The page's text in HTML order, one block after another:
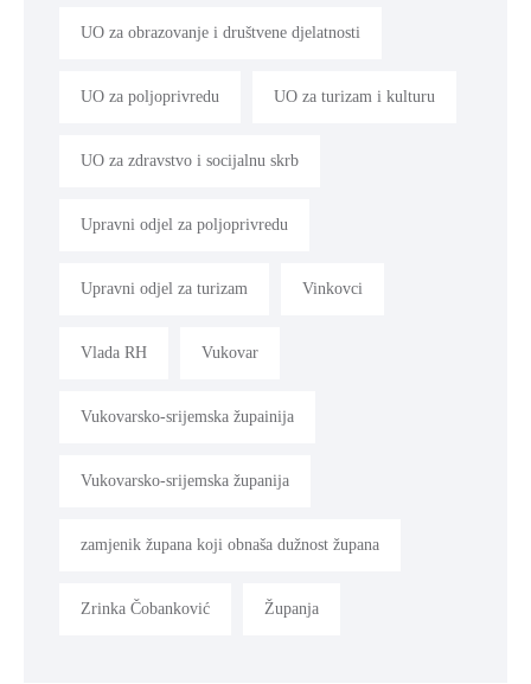
UO za obrazovanje i društvene djelatnosti
UO za poljoprivredu UO za turizam i kulturu
UO za zdravstvo i socijalnu skrb
Upravni odjel za poljoprivredu
Upravni odjel za turizam Vinkovci
Vlada RH Vukovar
Vukovarsko-srijemska župainija
Vukovarsko-srijemska županija
zamjenik župana koji obnaša dužnost župana
Zrinka Čobanković Županja